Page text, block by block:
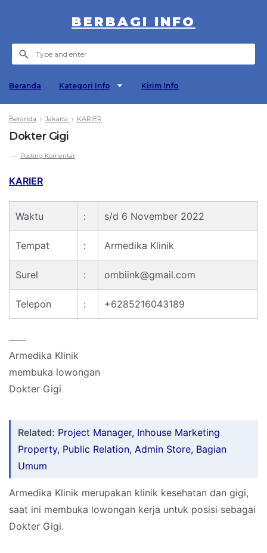
BERBAGI INFO
Beranda Kategori Info Kirim Info
Beranda ›Jakarta › KARIER
Dokter Gigi
Posting Komentar
KARIER
Waktu : s/d 6 November 2022
Tempat : Armedika Klinik
Surel : ombiink@gmail.com
Telepon : +6285216043189
Armedika Klinik
membuka lowongan
Dokter Gigi
Related: Project Manager, Inhouse Marketing
Property, Public Relation, Admin Store, Bagian
Umum
Armedika Klinik merupakan klinik kesehatan dan gigi,
saat ini membuka lowongan kerja untuk posisi sebagai
Dokter Gigi.